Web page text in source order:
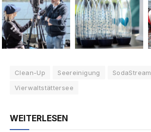
Clean-Up Seereinigung
SodaStream
Vierwaltstättersee
WEITERLESEN